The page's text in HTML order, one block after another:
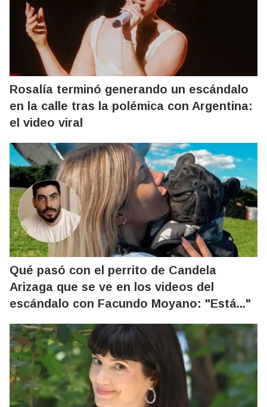
Rosalía terminó generando un escándalo
en la calle tras la polémica con Argentina:
el video viral
Qué pasó con el perrito de Candela
Arizaga que se ve en los videos del
escándalo con Facundo Moyano: "Está..."